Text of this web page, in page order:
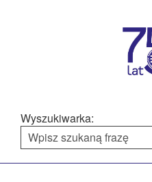
Wyszukiwarka: